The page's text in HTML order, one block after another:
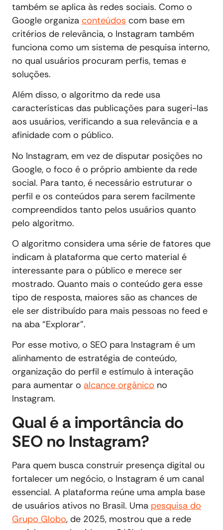
também se aplica às redes sociais. Como o
Google organiza conteúdos com base em
critérios de relevância, o Instagram também
funciona como um sistema de pesquisa interno,
no qual usuários procuram perfis, temas e
soluções.
Além disso, o algoritmo da rede usa
características das publicações para sugeri-las
aos usuários, verificando a sua relevância e a
afinidade com o público.
No Instagram, em vez de disputar posições no
Google, o foco é o próprio ambiente da rede
social. Para tanto, é necessário estruturar o
perfil e os conteúdos para serem facilmente
compreendidos tanto pelos usuários quanto
pelo algoritmo.
O algoritmo considera uma série de fatores que
indicam à plataforma que certo material é
interessante para o público e merece ser
mostrado. Quanto mais o conteúdo gera esse
tipo de resposta, maiores são as chances de
ele ser distribuído para mais pessoas no feed e
na aba “Explorar”.
Por esse motivo, o SEO para Instagram é um
alinhamento de estratégia de conteúdo,
organização do perfil e estímulo à interação
para aumentar o alcance orgânico no
Instagram.
Qual é a importância do
SEO no Instagram?
Para quem busca construir presença digital ou
fortalecer um negócio, o Instagram é um canal
essencial. A plataforma reúne uma ampla base
de usuários ativos no Brasil. Uma pesquisa do
Grupo Globo, de 2025, mostrou que a rede